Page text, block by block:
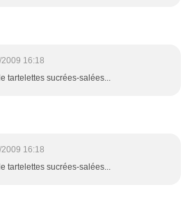
16:18
tartelettes sucrées-salées...
16:18
tartelettes sucrées-salées...